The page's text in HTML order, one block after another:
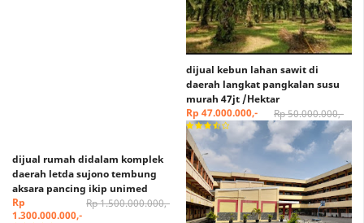
dijual kebun lahan sawit di
daerah langkat pangkalan susu
murah 47jt /Hektar
Rp 50.000.000,-
Rp 47.000.000,-
dijual rumah didalam komplek
daerah letda sujono tembung
aksara pancing ikip unimed
Rp 1.500.000.000,-
Rp
1.300.000.000,-